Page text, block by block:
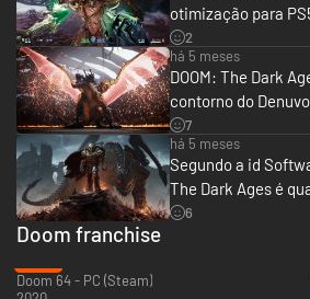
otimização para
2
há 5 meses
DOOM: The Dark
contorno do Denuvo
7
há 5 meses
Segundo a id
The Dark Ages é
6
Doom franchise
Doom 64 - PC (Steam)